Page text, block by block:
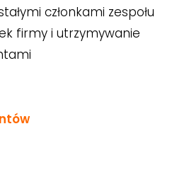
członkami zespołu
firmy i utrzymywanie